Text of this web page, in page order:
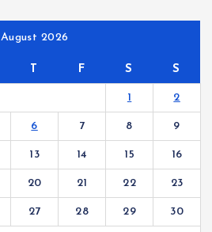
August 2026
F S S
1 2
6 7 8 9
13 14 15 16
20 21 22 23
27 28 29 30